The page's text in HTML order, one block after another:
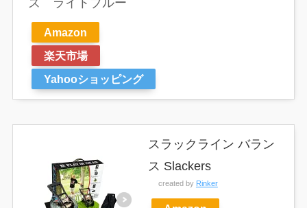
ズ ライトブルー
Amazon
楽天市場
Yahooショッピング
スラックライン バラン
ス Slackers
created by Rinker